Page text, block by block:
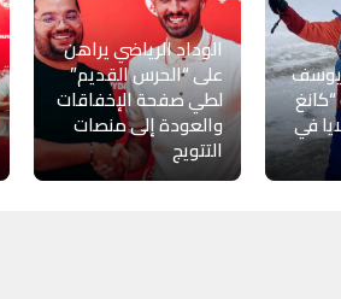
يوسف
في
الوداد الرياضي يراهن
على “الحرس القديم”
لطي صفحة الإخفاقات
والعودة إلى منصات
التتويج